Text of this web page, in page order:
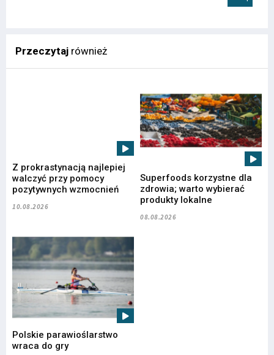
Przeczytaj również
Z prokrastynacją najlepiej
walczyć przy pomocy
pozytywnych wzmocnień
10.08.2026
Superfoods korzystne dla
zdrowia; warto wybierać
produkty lokalne
08.08.2026
Polskie parawioślarstwo
wraca do gry